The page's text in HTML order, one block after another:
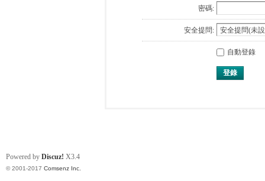
密碼:
安全提問:
自動登錄
登錄
Powered by Discuz! X3.4
© 2001-2017 Comsenz Inc.